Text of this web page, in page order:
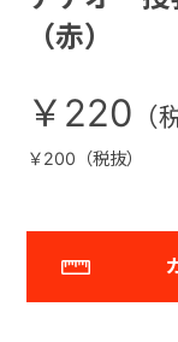
（赤）
￥220
￥200（税抜）